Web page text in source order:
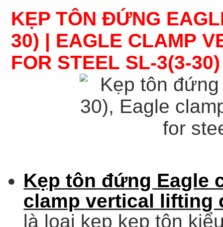
KẸP TÔN ĐỨNG
30) | EAGLE CLAMP
FOR STEEL SL-3(3-
Kẹp tôn đứng Eagle
clamp vertical lifting
là loại kẹp kẹp tôn